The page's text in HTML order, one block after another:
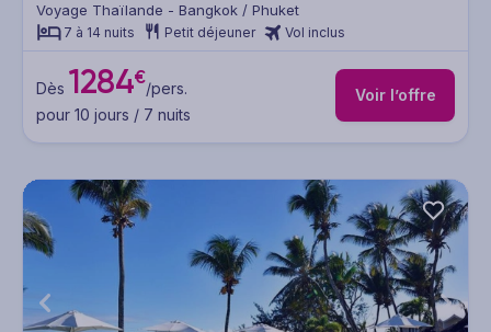
Voyage Thaïlande - Bangkok / Phuket
7 à 14 nuits Petit déjeuner Vol inclus
Dès 1284€/pers.
pour 10 jours / 7 nuits
Voir l’offre